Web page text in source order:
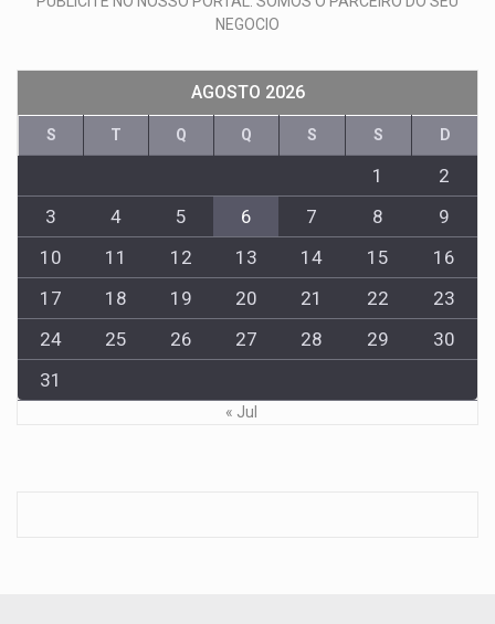
NEGOCIO
AGOSTO 2026
S T Q Q S S D
1
2
3
4 5 6 7 8
9
10
11 12 13 14 15
16
17
18 19 20 21 22
23
24
25 26 27 28 29
30
31
« Jul